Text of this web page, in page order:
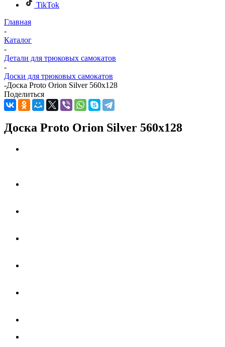
TikTok
Главная
-
Каталог
-
Детали для трюковых самокатов
-
Доски для трюковых самокатов
-Доска Proto Orion Silver 560x128
Поделиться
Доска Proto Orion Silver 560x128